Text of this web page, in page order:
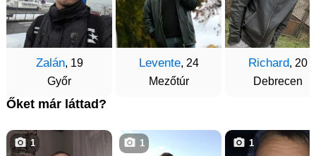
Zalán, 19
Győr
Levente, 24
Mezőtúr
Richard, 20
Debrecen
Őket már láttad?
1 1 1